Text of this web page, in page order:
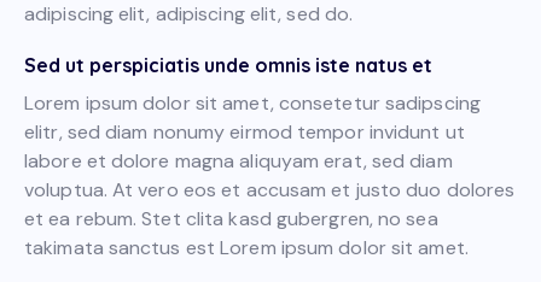
adipiscing elit, adipiscing elit, sed do.
Sed ut perspiciatis unde omnis iste natus et
Lorem ipsum dolor sit amet, consetetur sadipscing
elitr, sed diam nonumy eirmod tempor invidunt ut
labore et dolore magna aliquyam erat, sed diam
voluptua. At vero eos et accusam et justo duo dolores
et ea rebum. Stet clita kasd gubergren, no sea
takimata sanctus est Lorem ipsum dolor sit amet.